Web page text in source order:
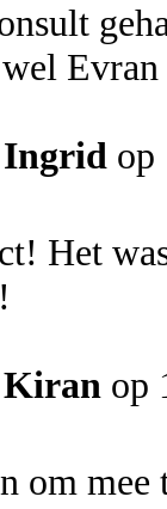
Ingrid op
Het
Kiran op
om